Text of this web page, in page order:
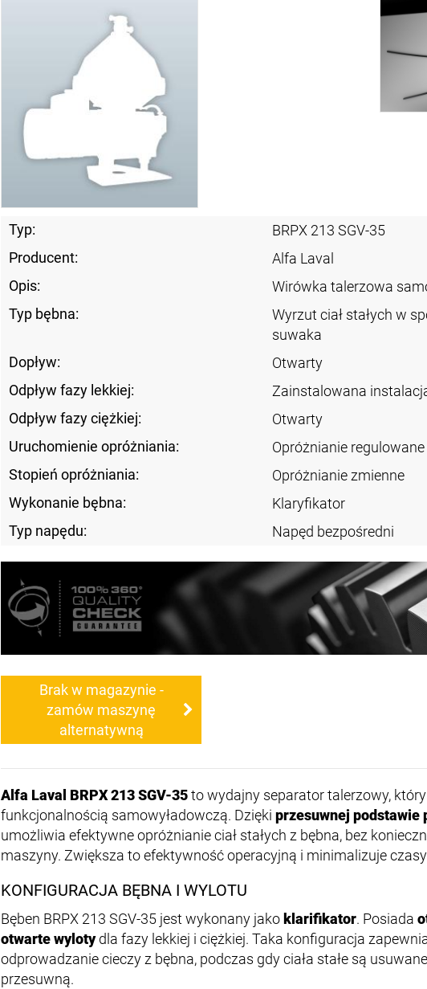
Typ:
BRPX 213 SGV-35
Producent:
Alfa Laval
Opis:
Wirówka talerzowa
Typ bębna:
Wyrzut ciał stałych w
suwaka
Dopływ:
Otwarty
Odpływ fazy lekkiej:
Zainstalowana
Odpływ fazy ciężkiej:
Otwarty
Uruchomienie opróżniania:
Opróżnianie
Stopień opróżniania:
Opróżnianie zmienne
Wykonanie bębna:
Klaryfikator
Typ napędu:
Napęd bezpośredni
Brak w magazynie -
zamów maszynę
alternatywną
Alfa Laval BRPX 213 SGV-35to wydajny separator talerzowy,
funkcjonalnością samowyładowczą. Dzięki przesuwnej podstawie
umożliwia efektywne opróżnianie ciał stałych z bębna, bez
maszyny. Zwiększa to efektywność operacyjną i minimalizuje
KONFIGURACJA BĘBNA I WYLOTU
Bęben BRPX 213 SGV-35 jest wykonany jako klarifikator. Posiada
otwarte wylotydla fazy lekkiej i ciężkiej. Taka konfiguracja
odprowadzanie cieczy z bębna, podczas gdy ciała stałe są
przesuwną.